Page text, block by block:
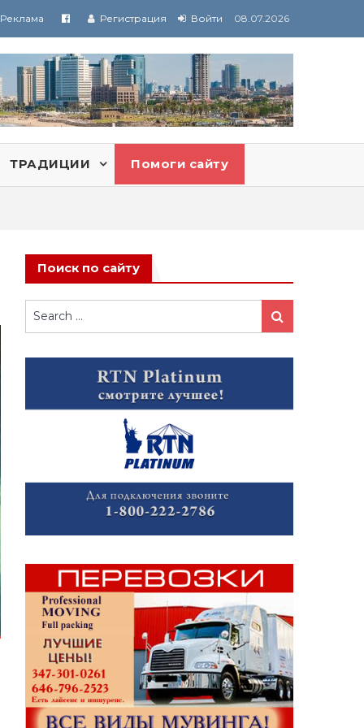
Реклама Регистрация Войти 08.07.2026
ТРАДИЦИИ Помоги сайту
Поиск по сайту
Search
for:
Search